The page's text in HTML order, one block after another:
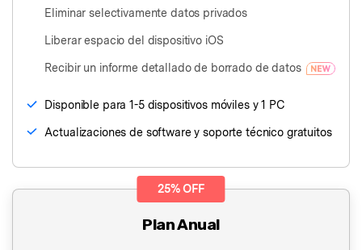
Eliminar selectivamente datos privados
Liberar espacio del dispositivo iOS
Recibir un informe detallado de borrado de datos
Disponible para 1-5 dispositivos móviles y 1 PC
Actualizaciones de software y soporte técnico gratuitos
25% OFF
Plan Anual